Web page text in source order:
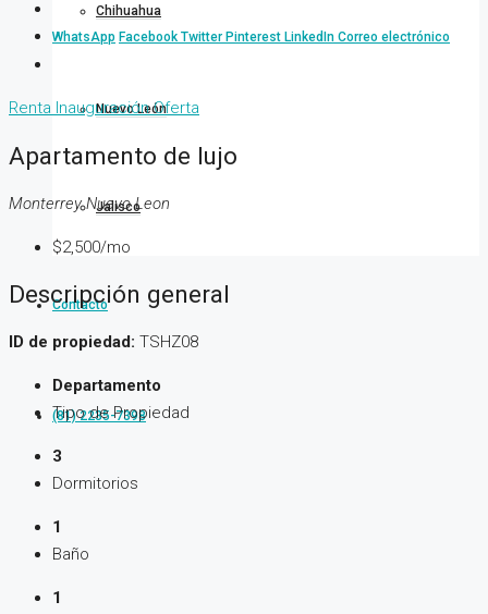
Chihuahua
Nuevo León
Jalisco
Contacto
(81) 2235-7398
WhatsApp Facebook Twitter Pinterest LinkedIn Correo electrónico
Renta InauguraciónOferta
Apartamento de lujo
Monterrey Nuevo Leon
$2,500/mo
Descripción general
ID de propiedad: TSHZ08
Departamento
Tipo de Propiedad
3
Dormitorios
1
Baño
1